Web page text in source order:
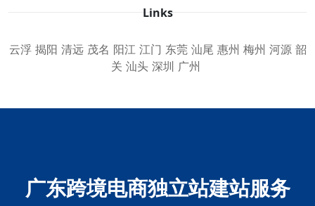
Links
云浮 揭阳 清远 茂名 阳江 江门 东莞 汕尾 惠州 梅州 河源 韶
关 汕头 深圳 广州
广东跨境电商独立站建站服务